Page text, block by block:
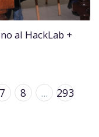
al HackLab +
7 8 ...
293